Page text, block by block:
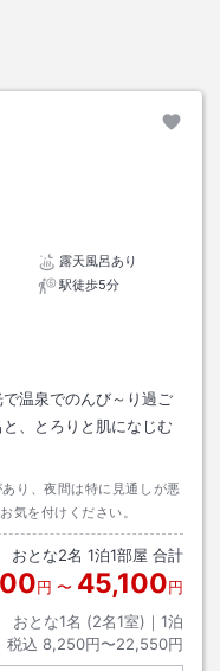
露天風呂あり
駅徒歩5分
温泉でのんび～り過ご
、とろりと肌になじむ
り、夜間は特に見通しが悪
気を付けください。
おとな2名 1泊1部屋 合計
円 〜 45,100円
おとな1名 (2名1室)｜ 1泊
税込 8,250円〜22,550円